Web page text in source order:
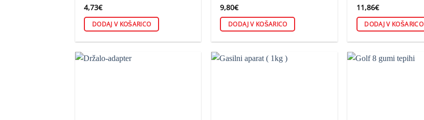
4,73€
DODAJ V KOŠARICO
9,80€
DODAJ V KOŠARICO
11,86€
DODAJ V KOŠARICO